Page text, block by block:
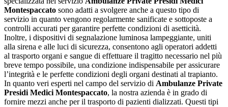
Montespaccato sono adatti a svolgere anche a questo tipo di
servizio in quanto vengono regolarmente sanificate e sottoposte a
controlli accurati per garantire perfette condizioni di asetticità.
Inoltre, i dispositivi di segnalazione luminosa lampeggiante, uniti
alla sirena e alle luci di sicurezza, consentono agli operatori addetti
al trasporto organi e sangue di effettuare il tragitto necessario nel più
breve tempo possibile, una condizione indispensabile per assicurare
l’integrità e le perfette condizioni degli organi destinati al trapianto.
In quanto veri esperti nel campo del servizio di Ambulanze Private
Presidi Medici Montespaccato, la nostra azienda è in grado di
fornire mezzi anche per il trasporto di pazienti dializzati. Questi tipi